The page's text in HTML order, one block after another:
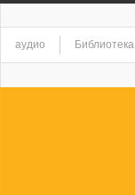
аудио Библиотека